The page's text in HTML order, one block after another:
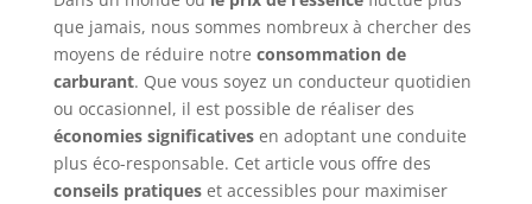
que jamais, nous sommes nombreux à chercher des
moyens de réduire notre consommation de
carburant. Que vous soyez un conducteur quotidien
ou occasionnel, il est possible de réaliser des
économies significativesen adoptant une conduite
plus éco-responsable. Cet article vous offre des
conseils pratiqueset accessibles pour maximiser